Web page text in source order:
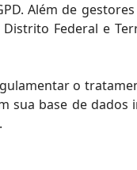
Além de
Federal e
o
sua base de